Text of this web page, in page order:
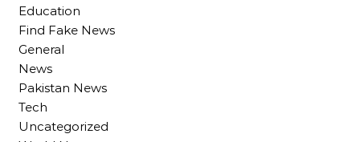
Education
Find Fake News
General
News
Pakistan News
Tech
Uncategorized